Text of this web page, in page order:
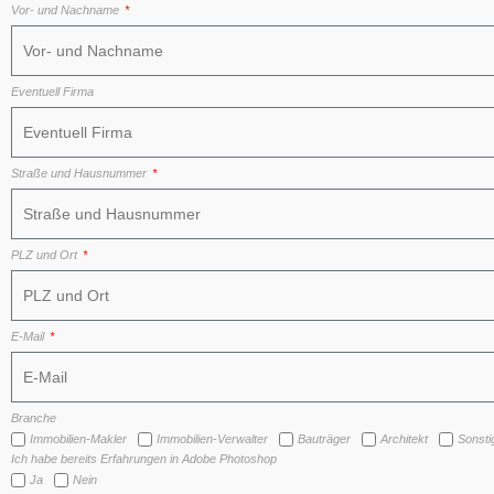
Vor- und Nachname
Eventuell Firma
Straße und Hausnummer
PLZ und Ort
E-Mail
Branche
Immobilien-Makler
Immobilien-Verwalter Bauträger Architekt
Ich habe bereits Erfahrungen in Adobe Photoshop
Ja
Nein